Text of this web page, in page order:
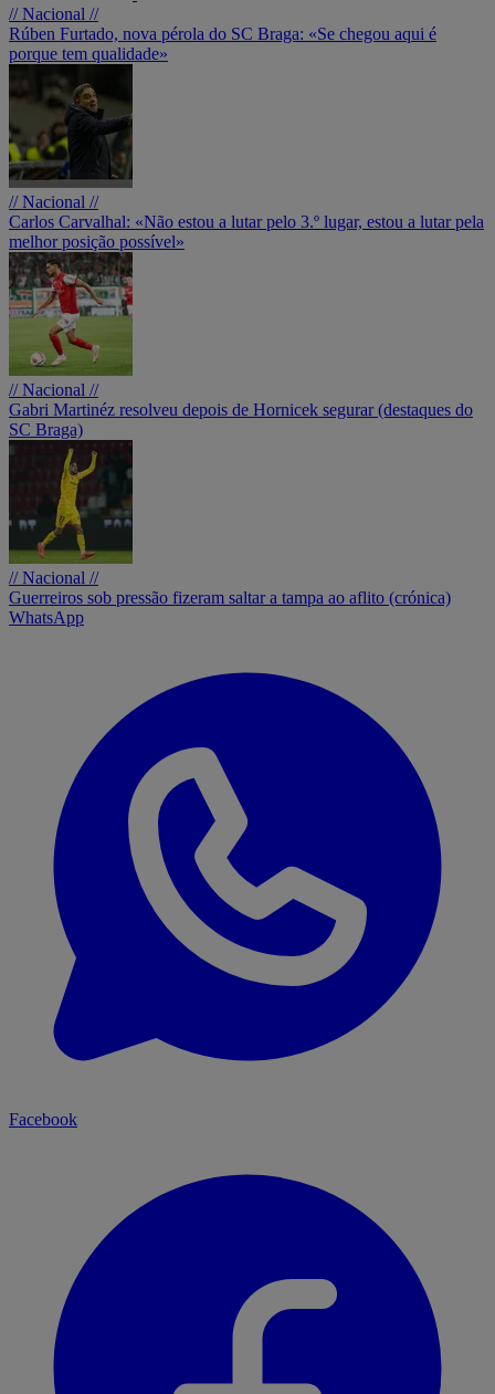
// Nacional //
Rúben Furtado, nova pérola do SC Braga: «Se chegou aqui é
porque tem qualidade»
// Nacional //
Carlos Carvalhal: «Não estou a lutar pelo 3.º lugar, estou a lutar pela
melhor posição possível»
// Nacional //
Gabri Martinéz resolveu depois de Hornicek segurar (destaques do
SC Braga)
// Nacional //
Guerreiros sob pressão fizeram saltar a tampa ao aflito (crónica)
WhatsApp
Facebook